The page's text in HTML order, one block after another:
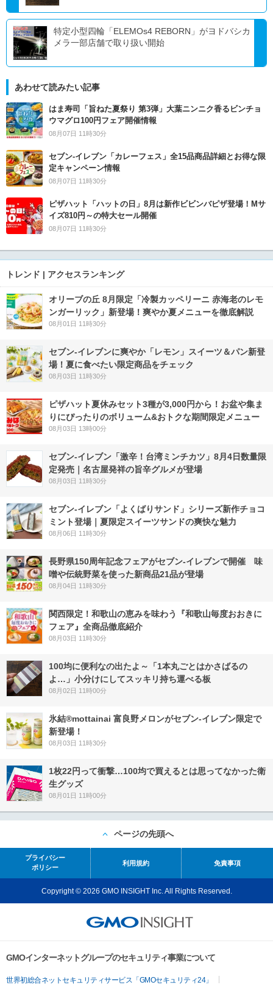
特定小型四輪「ELEMOs4 REBORN」がヨドバシカ
メラ一部店舗で取り扱い開始
あわせて読みたい記事
はま寿司「旨ねた夏祭り 第3弾」大葉ニンニク香るビンチョ
ウマグロ100円フェア開催情報
08月07日 11時30分
セブン‐イレブン「カレーフェス」全15品商品詳細とお得な限
定キャンペーン情報
08月07日 11時30分
ピザハット「ハットの日」8月は新作ビビンバピザ登場！Mサ
イズ810円～の特大セール開催
08月07日 11時30分
トレンド | アクセスランキング
オリーブの丘 8月限定「冷製カッペリーニ 赤海老のレモ
ンガーリック」新登場！爽やか夏メニューを徹底解説
08月01日 11時30分
セブン‐イレブンに爽やか「レモン」スイーツ＆パン新登
場！夏に食べたい限定商品をチェック
08月03日 11時30分
ピザハット夏休みセット3種が3,000円から！お盆や集ま
りにぴったりのボリューム&おトクな期間限定メニュー
08月03日 13時00分
セブン-イレブン「激辛！台湾ミンチカツ」8月4日数量限
定発売｜名古屋発祥の旨辛グルメが登場
08月03日 11時30分
セブン‐イレブン「よくばりサンド」シリーズ新作チョコ
ミント登場｜夏限定スイーツサンドの爽快な魅力
08月06日 11時30分
長野県150周年記念フェアがセブン-イレブンで開催 味
噌や伝統野菜を使った新商品21品が登場
08月04日 11時30分
関西限定！和歌山の恵みを味わう『和歌山毎度おおきに
フェア』全商品徹底紹介
08月03日 11時30分
100均に便利なの出たよ～「1本丸ごとはかさばるの
よ…」小分けにしてスッキリ持ち運べる板
08月02日 11時00分
氷結®mottainai 富良野メロンがセブン‐イレブン限定で
新登場！
08月03日 11時30分
1枚22円って衝撃…100均で買えるとは思ってなかった衛
生グッズ
08月01日 11時00分
ページの先頭へ
プライバシー
ポリシー
利用規約 免責事項
Copyright © 2026 GMO INSIGHT Inc. All Rights Reserved.
GMOインターネットグループのセキュリティ事業について
世界初総合ネットセキュリティサービス「GMOセキュリティ24」